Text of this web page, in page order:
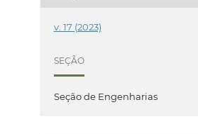
v. 17 (2023)
SEÇÃO
Seção de Engenharias